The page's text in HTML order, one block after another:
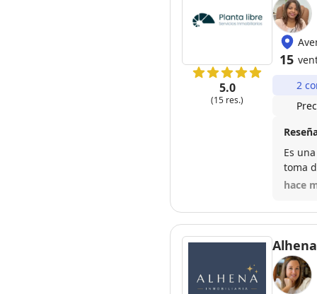
5.0
(15 res.)
15
2
Es
toma
vista
hace